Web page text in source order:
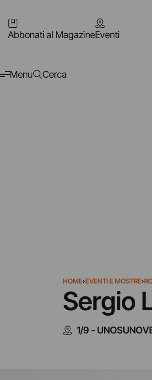
Abbonati al MagazineEventi
Menu Cerca
HOME›EVENTI E MOSTRE›
Sergio
1/9 -